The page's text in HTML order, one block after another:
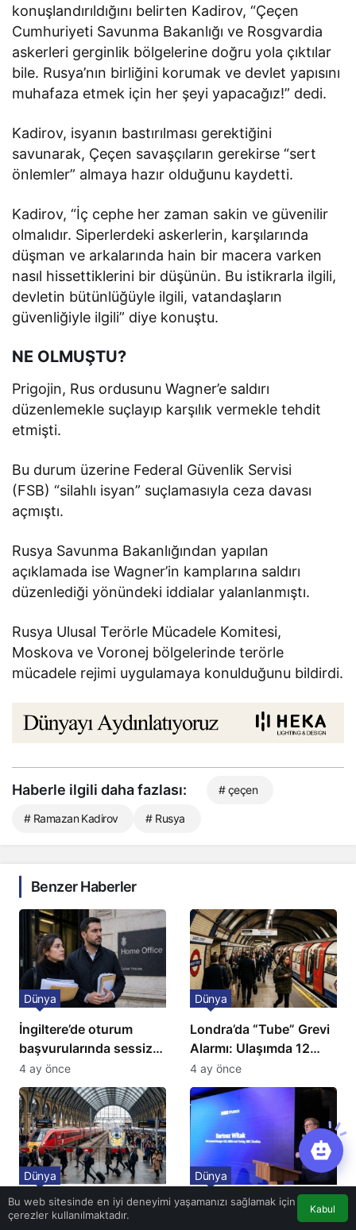
konuşlandırıldığını belirten Kadirov, “Çeçen
Cumhuriyeti Savunma Bakanlığı ve Rosgvardia
askerleri gerginlik bölgelerine doğru yola çıktılar
bile. Rusya’nın birliğini korumak ve devlet yapısını
muhafaza etmek için her şeyi yapacağız!” dedi.
Kadirov, isyanın bastırılması gerektiğini
savunarak, Çeçen savaşçıların gerekirse “sert
önlemler” almaya hazır olduğunu kaydetti.
Kadirov, “İç cephe her zaman sakin ve güvenilir
olmalıdır. Siperlerdeki askerlerin, karşılarında
düşman ve arkalarında hain bir macera varken
nasıl hissettiklerini bir düşünün. Bu istikrarla ilgili,
devletin bütünlüğüyle ilgili, vatandaşların
güvenliğiyle ilgili” diye konuştu.
NE OLMUŞTU?
Prigojin, Rus ordusunu Wagner’e saldırı
düzenlemekle suçlayıp karşılık vermekle tehdit
etmişti.
Bu durum üzerine Federal Güvenlik Servisi
(FSB) “silahlı isyan” suçlamasıyla ceza davası
açmıştı.
Rusya Savunma Bakanlığından yapılan
açıklamada ise Wagner’in kamplarına saldırı
düzenlediği yönündeki iddialar yalanlanmıştı.
Rusya Ulusal Terörle Mücadele Komitesi,
Moskova ve Voronej bölgelerinde terörle
mücadele rejimi uygulamaya konulduğunu bildirdi.
Haberle ilgili daha fazlası: # çeçen
# Ramazan Kadirov # Rusya
Benzer Haberler
İngiltere’de oturum
başvurularında sessiz
kriz: Büyükelçilikten
açıklama!
Dünya
4 ay önce
Londra’da “Tube” Grevi
Alarmı: Ulaşımda 12
Günlük Kaos Kapıda
Dünya
4 ay önce
İngiltere’de Tren
Dünya
BBC içerikleri
Türkiye’de: Cosmo EN
Dünya
Bu web sitesinde en iyi deneyimi yaşamanızı sağlamak için
çerezler kullanılmaktadır.
Kabul